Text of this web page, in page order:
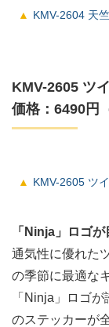
KMV-2604 天
KMV-2605 ツ
価格：6490円
KMV-2605 ツ
「Ninja」ロゴ
通気性に優れた
の季節に最適な
「Ninja」ロゴ
のステッカーが